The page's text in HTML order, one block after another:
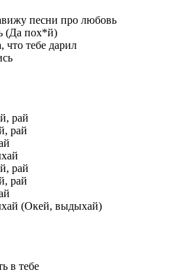
песни про любовь
(Да пох*й)
что тебе дарил
рай
рай
рай
рай
(Окей, выдыхай)
в тебе